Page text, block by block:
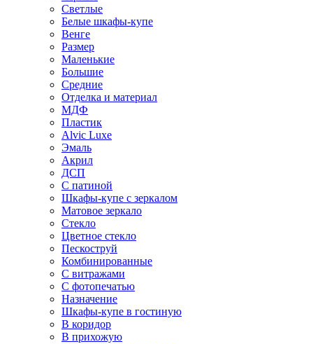
Светлые
Белые шкафы-купе
Венге
Размер
Маленькие
Большие
Средние
Отделка и материал
МДФ
Пластик
Alvic Luxe
Эмаль
Акрил
ДСП
С патиной
Шкафы-купе с зеркалом
Матовое зеркало
Стекло
Цветное стекло
Пескоструй
Комбинированные
С витражами
С фотопечатью
Назначение
Шкафы-купе в гостиную
В коридор
В прихожую